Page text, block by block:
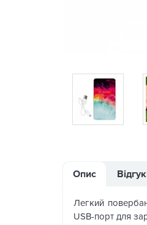
Опис
Легкий
USB-порт для